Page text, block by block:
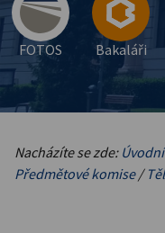
FOTOS Bakaláři
Nacházíte se zde:
Předmětové komise/